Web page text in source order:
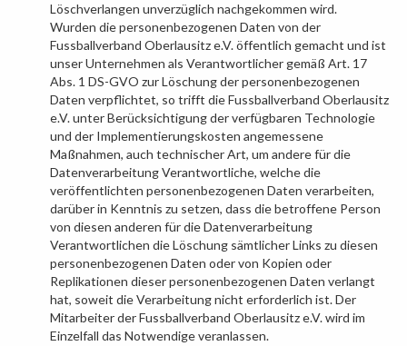
Löschverlangen unverzüglich nachgekommen wird.
Wurden die personenbezogenen Daten von der
Fussballverband Oberlausitz e.V.öffentlich gemacht und ist
unser Unternehmen als Verantwortlicher gemäß Art. 17
Abs. 1 DS-GVO zur Löschung der personenbezogenen
Daten verpflichtet, so trifft dieFussballverband Oberlausitz
e.V.unter Berücksichtigung der verfügbaren Technologie
und der Implementierungskosten angemessene
Maßnahmen, auch technischer Art, um andere für die
Datenverarbeitung Verantwortliche, welche die
veröffentlichten personenbezogenen Daten verarbeiten,
darüber in Kenntnis zu setzen, dass die betroffene Person
von diesen anderen für die Datenverarbeitung
Verantwortlichen die Löschung sämtlicher Links zu diesen
personenbezogenen Daten oder von Kopien oder
Replikationen dieser personenbezogenen Daten verlangt
hat, soweit die Verarbeitung nicht erforderlich ist. Der
Mitarbeiter derFussballverband Oberlausitz e.V.wird im
Einzelfall das Notwendige veranlassen.